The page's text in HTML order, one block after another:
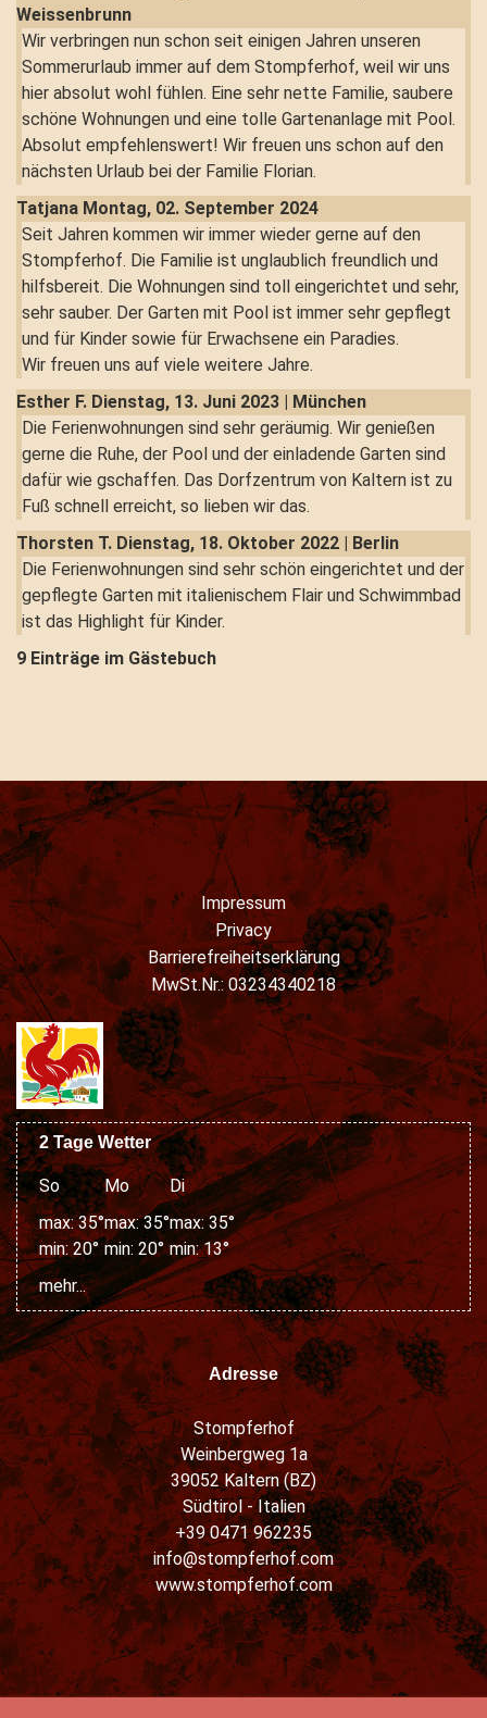
Weissenbrunn
Wir verbringen nun schon seit einigen Jahren unseren
Sommerurlaub immer auf dem Stompferhof, weil wir uns
hier absolut wohl fühlen. Eine sehr nette Familie, saubere
schöne Wohnungen und eine tolle Gartenanlage mit Pool.
Absolut empfehlenswert! Wir freuen uns schon auf den
nächsten Urlaub bei der Familie Florian.
Tatjana Montag, 02. September 2024
Seit Jahren kommen wir immer wieder gerne auf den
Stompferhof. Die Familie ist unglaublich freundlich und
hilfsbereit. Die Wohnungen sind toll eingerichtet und sehr,
sehr sauber. Der Garten mit Pool ist immer sehr gepflegt
und für Kinder sowie für Erwachsene ein Paradies.
Wir freuen uns auf viele weitere Jahre.
Esther F. Dienstag, 13. Juni 2023 | München
Die Ferienwohnungen sind sehr geräumig. Wir genießen
gerne die Ruhe, der Pool und der einladende Garten sind
dafür wie gschaffen. Das Dorfzentrum von Kaltern ist zu
Fuß schnell erreicht, so lieben wir das.
Thorsten T. Dienstag, 18. Oktober 2022 | Berlin
Die Ferienwohnungen sind sehr schön eingerichtet und der
gepflegte Garten mit italienischem Flair und Schwimmbad
ist das Highlight für Kinder.
9 Einträge im Gästebuch
Impressum
Privacy
Barrierefreiheitserklärung
MwSt.Nr.: 03234340218
2 Tage Wetter
So Mo
Di
max: 35°
min: 20°
max: 35°
min: 20°
max: 35°
min: 13°
mehr...
Adresse
Stompferhof
Weinbergweg 1a
39052 Kaltern (BZ)
Südtirol - Italien
+39 0471 962235
info@stompferhof.com
www.stompferhof.com